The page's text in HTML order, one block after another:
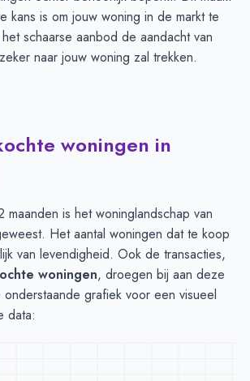
kans is om jouw woning in de markt te
schaarse aanbod de aandacht van
naar jouw woning zal trekken.
woningen in
maanden is het woninglandschap van
Het aantal woningen dat te koop
van levendigheid. Ook de transacties,
woningen, droegen bij aan deze
grafiek voor een visueel
data: